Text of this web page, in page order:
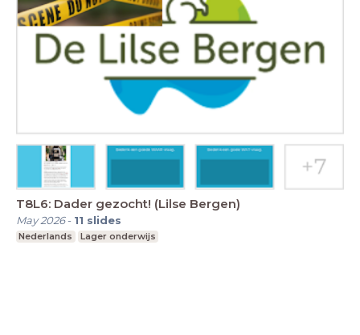
T8L6: Dader gezocht! (Lilse Bergen)
May 2026- 11 slides
Nederlands Lager onderwijs